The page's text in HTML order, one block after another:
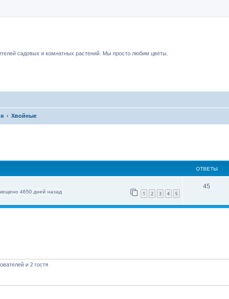
садовых и комнатных растений. Мы просто любим цветы.
Хвойные
ОТВЕТЫ
1 2 3 4 5
4650 дней назад
45
и 2 гостя